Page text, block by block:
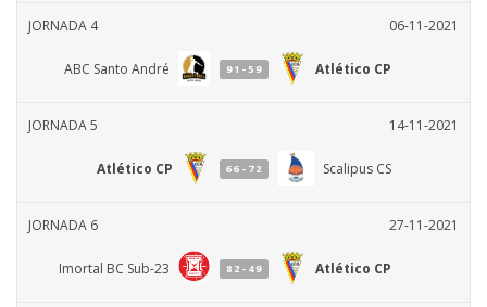
JORNADA 4 06-11-2021
ABC Santo André 91-59 Atlético CP
JORNADA 5 14-11-2021
Atlético CP 66-72 Scalipus CS
JORNADA 6 27-11-2021
Imortal BC Sub-23 82-49 Atlético CP